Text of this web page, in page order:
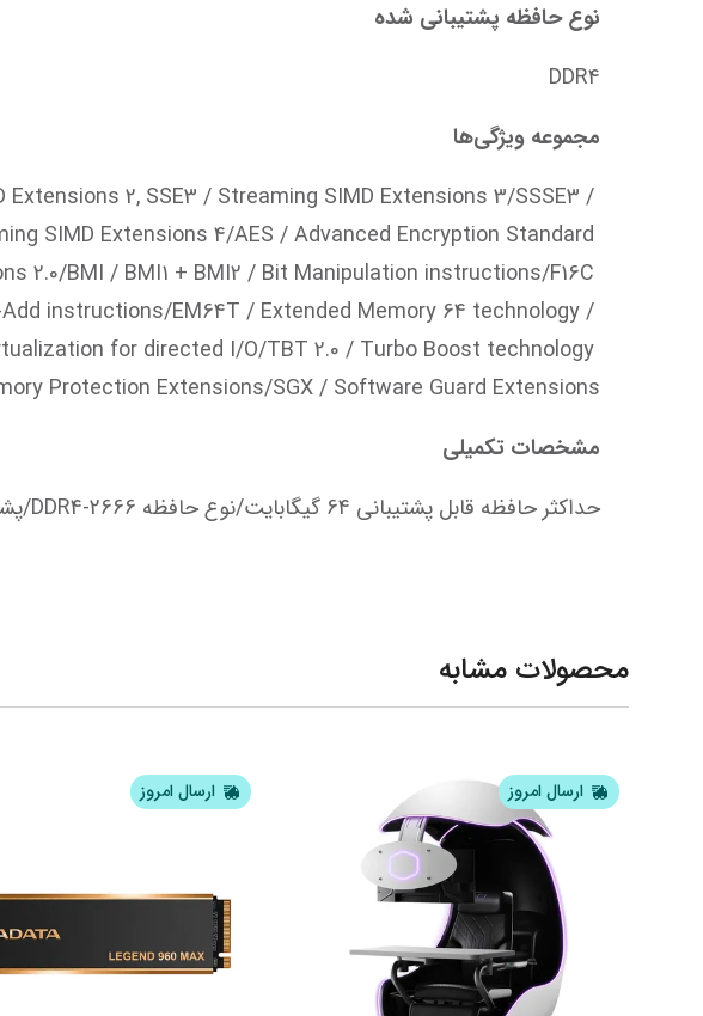
نوع حافظه پشتیبانی شده
DDR4
مجموعه ویژگی‌ها
2, SSE3 / Streaming SIMD Extensions 3/SSSE3 /
SIMD Extensions 4/AES / Advanced Encryption Standard
2.0/BMI / BMI1 + BMI2 / Bit Manipulation instructions/F16C
instructions/EM64T / Extended Memory 64 technology /
for directed I/O/TBT 2.0 / Turbo Boost technology
Protection Extensions/SGX / Software Guard Extensions
مشخصات تکمیلی
حداکثر حافظه قابل پشتیبانی 64 گیگابایت/نوع حافظه DDR4-2666/پشتیبانی از چینش 2 کاناله/دارای 16 مسیر PCI Express
محصولات مشابه
ارسال امروز ارسال امروز